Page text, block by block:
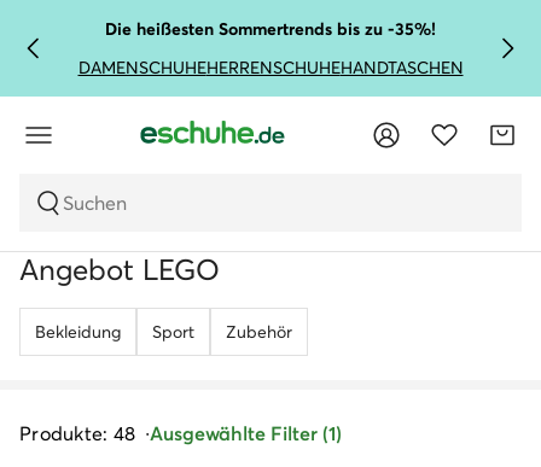
Die heißesten Sommertrends bis zu -35%!
DAMENSCHUHEHERRENSCHUHEHANDTASCHEN
Suchen
Angebot LEGO
Bekleidung Sport Zubehör
Produkte: 48 Ausgewählte Filter (1)